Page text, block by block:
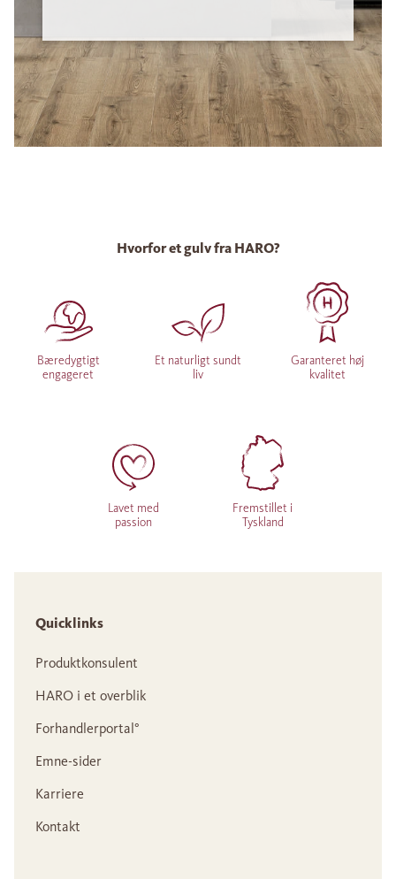
Hvorfor et gulv fra HARO?
Bæredygtigt
engageret
Et naturligt sundt
liv
Garanteret høj
kvalitet
Lavet med
passion
Fremstillet i
Tyskland
Quicklinks
Produktkonsulent
HARO i et overblik
Forhandlerportal°
Emne-sider
Karriere
Kontakt